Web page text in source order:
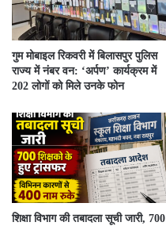
गुम मोबाइल रिकवरी में बिलासपुर पुलिस
राज्य में नंबर वन: ‘अर्पण’ कार्यक्रम में
202 लोगों को मिले उनके फोन
शिक्षा विभाग की तबादला सूची जारी, 700